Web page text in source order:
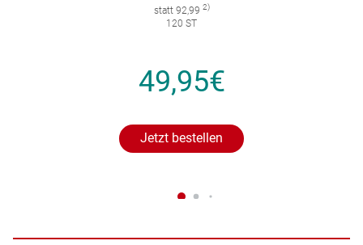
statt 92,99 2)
120 ST
49,95€
Jetzt bestellen